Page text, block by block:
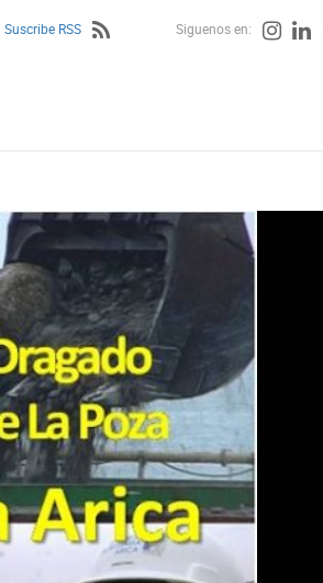
Suscribe RSS Siguenos en: